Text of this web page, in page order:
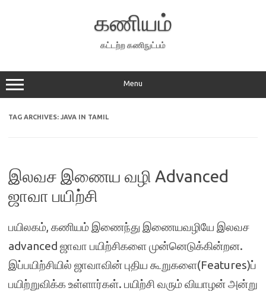
கணியம்
கட்டற்ற கணிநுட்பம்
Menu
TAG ARCHIVES: JAVA IN TAMIL
இலவச இணைய வழி Advanced
ஜாவா பயிற்சி
பயிலகம், கணியம் இணைந்து இணையவழியே இலவச
advanced ஜாவா பயிற்சிகளை முன்னெடுக்கின்றன.
இப்பயிற்சியில் ஜாவாவின் புதிய கூறுகளை(Features)ப்
பயிற்றுவிக்க உள்ளார்கள். பயிற்சி வரும் வியாழன் அன்று